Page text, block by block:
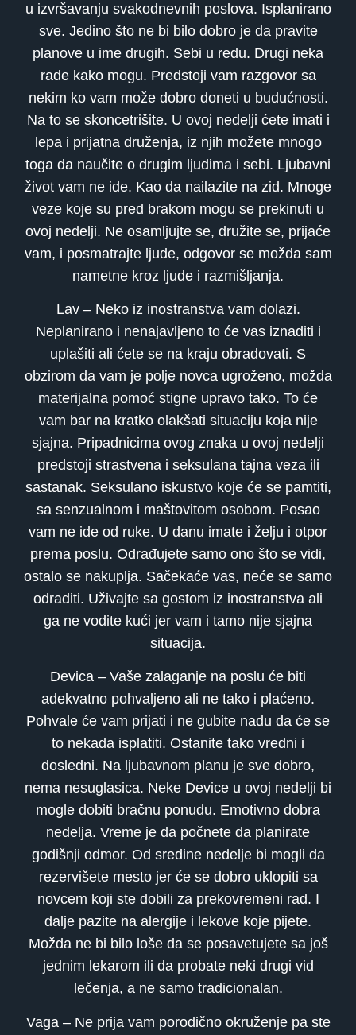
u izvršavanju svakodnevnih poslova. Isplanirano
sve. Jedino što ne bi bilo dobro je da pravite
planove u ime drugih. Sebi u redu. Drugi neka
rade kako mogu. Predstoji vam razgovor sa
nekim ko vam može dobro doneti u budućnosti.
Na to se skoncetrišite. U ovoj nedelji ćete imati i
lepa i prijatna druženja, iz njih možete mnogo
toga da naučite o drugim ljudima i sebi. Ljubavni
život vam ne ide. Kao da nailazite na zid. Mnoge
veze koje su pred brakom mogu se prekinuti u
ovoj nedelji. Ne osamljujte se, družite se, prijaće
vam, i posmatrajte ljude, odgovor se možda sam
nametne kroz ljude i razmišljanja.
Lav – Neko iz inostranstva vam dolazi.
Neplanirano i nenajavljeno to će vas iznaditi i
uplašiti ali ćete se na kraju obradovati. S
obzirom da vam je polje novca ugroženo, možda
materijalna pomoć stigne upravo tako. To će
vam bar na kratko olakšati situaciju koja nije
sjajna. Pripadnicima ovog znaka u ovoj nedelji
predstoji strastvena i seksulana tajna veza ili
sastanak. Seksulano iskustvo koje će se pamtiti,
sa senzualnom i maštovitom osobom. Posao
vam ne ide od ruke. U danu imate i želju i otpor
prema poslu. Odrađujete samo ono što se vidi,
ostalo se nakuplja. Sačekaće vas, neće se samo
odraditi. Uživajte sa gostom iz inostranstva ali
ga ne vodite kući jer vam i tamo nije sjajna
situacija.
Devica – Vaše zalaganje na poslu će biti
adekvatno pohvaljeno ali ne tako i plaćeno.
Pohvale će vam prijati i ne gubite nadu da će se
to nekada isplatiti. Ostanite tako vredni i
dosledni. Na ljubavnom planu je sve dobro,
nema nesuglasica. Neke Device u ovoj nedelji bi
mogle dobiti bračnu ponudu. Emotivno dobra
nedelja. Vreme je da počnete da planirate
godišnji odmor. Od sredine nedelje bi mogli da
rezervišete mesto jer će se dobro uklopiti sa
novcem koji ste dobili za prekovremeni rad. I
dalje pazite na alergije i lekove koje pijete.
Možda ne bi bilo loše da se posavetujete sa još
jednim lekarom ili da probate neki drugi vid
lečenja, a ne samo tradicionalan.
Vaga – Ne prija vam porodično okruženje pa ste